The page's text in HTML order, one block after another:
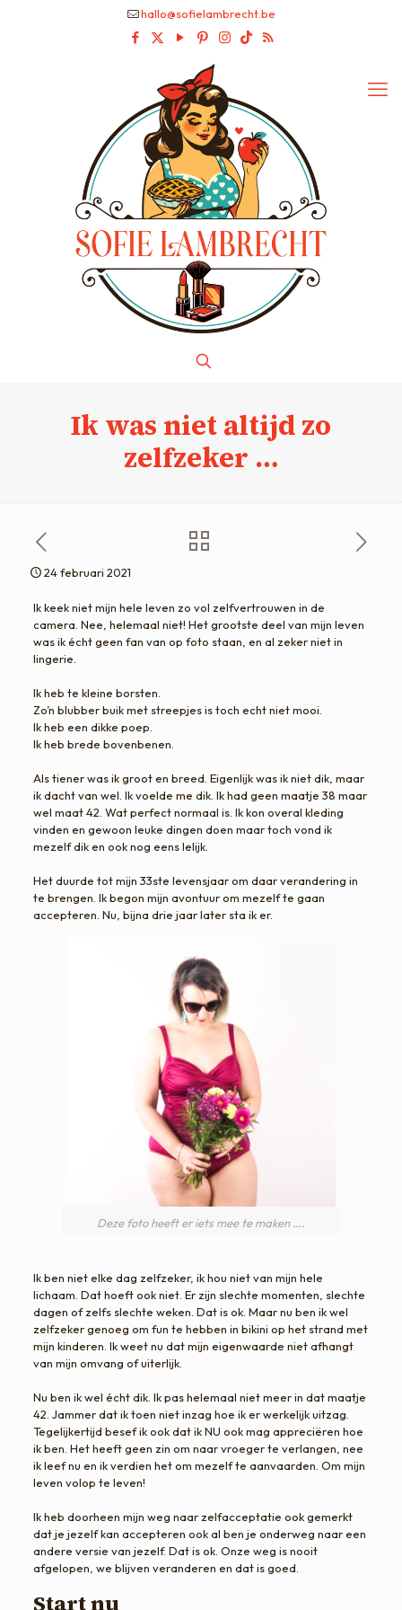
hallo@sofielambrecht.be
Ik was niet altijd zo
zelfzeker …
24 februari 2021
Ik keek niet mijn hele leven zo vol zelfvertrouwen in de
camera. Nee, helemaal niet! Het grootste deel van mijn leven
was ik écht geen fan van op foto staan, en al zeker niet in
lingerie.
​Ik heb te kleine borsten.
​Zo’n blubber buik met streepjes is toch echt niet mooi.
​Ik heb een dikke poep.
Ik heb brede bovenbenen.
​Als tiener was ik groot en breed. Eigenlijk was ik niet dik, maar
ik dacht van wel. Ik voelde me dik. Ik had geen maatje 38 maar
wel maat 42. Wat perfect normaal is. Ik kon overal kleding
vinden en gewoon leuke dingen doen maar toch vond ik
mezelf dik en ook nog eens lelijk.
​Het duurde tot mijn 33ste levensjaar om daar verandering in
te brengen. Ik begon mijn avontuur om mezelf te gaan
accepteren. Nu, bijna drie jaar later sta ik er.
Deze foto heeft er iets mee te maken ….
​Ik ben niet elke dag zelfzeker, ik hou niet van mijn hele
lichaam. Dat hoeft ook niet. Er zijn slechte momenten, slechte
dagen of zelfs slechte weken. Dat is ok. Maar nu ben ik wel
zelfzeker genoeg om fun te hebben in bikini op het strand met
mijn kinderen. Ik weet nu dat mijn eigenwaarde niet afhangt
van mijn omvang of uiterlijk.
​Nu ben ik wel écht dik. Ik pas helemaal niet meer in dat maatje
42. Jammer dat ik toen niet inzag hoe ik er werkelijk uitzag.
Tegelijkertijd besef ik ook dat ik NU ook mag appreciëren hoe
ik ben. Het heeft geen zin om naar vroeger te verlangen, nee
ik leef nu en ik verdien het om mezelf te aanvaarden. Om mijn
leven volop te leven!
​Ik heb doorheen mijn weg naar zelfacceptatie ook gemerkt
dat je jezelf kan accepteren ook al ben je onderweg naar een
andere versie van jezelf. Dat is ok. Onze weg is nooit
afgelopen, we blijven veranderen en dat is goed.
Start nu